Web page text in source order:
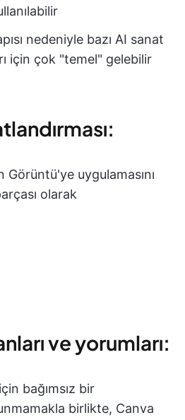
nedeniyle bazı AI sanat
için çok "temel" gelebilir
Görüntü'ye uygulamasını
olarak
ve yorumları:
bağımsız bir
birlikte, Canva